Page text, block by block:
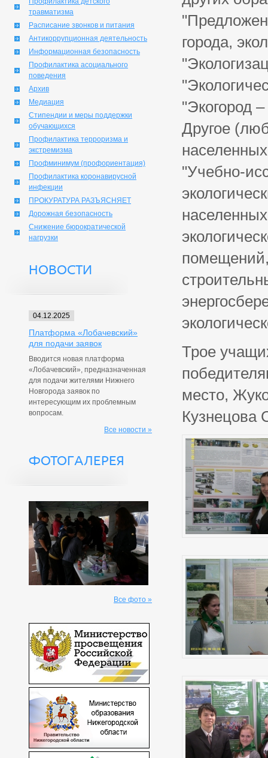
травматизма
Расписание звонков и питания
Антикоррупционная деятельность
Информационная безопасность
Профилактика асоциального
поведения
Архив
Медиация
Стипендии и меры поддержки
обучающихся
Профилактика терроризма и
экстремизма
Профминимум (профориентация)
Профилактика коронавирусной
инфекции
ПРОКУРАТУРА РАЗЪЯСНЯЕТ
Дорожная безопасность
Снижение бюрократической
нагрузки
НОВОСТИ
04.12.2025
Платформа «Лобачевский»
для подачи заявок
Вводится новая платформа
«Лобачевский», предназначенная
для подачи жителями Нижнего
Новгорода заявок по
интересующим их проблемным
вопросам.
Все новости »
ФОТОГАЛЕРЕЯ
Все фото »
города,
"Экогород
Другое
"Учебно-
Трое
место,
Кузнецова